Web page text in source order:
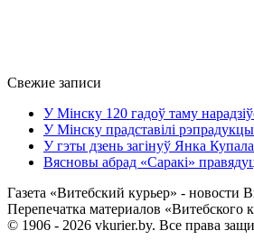
Свежие записи
У Мінску 120 гадоў таму
У Мінску прадставілі
У гэты дзень загінуў Янка
Вясновы абрад «Саракі»
Газета «Витебский курьер» - новости
Перепечатка материалов «Витебского
© 1906 - 2026 vkurier.by. Все права